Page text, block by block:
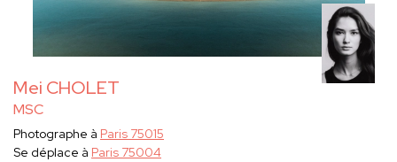
Mei CHOLET
MSC
Photographe à Paris 75015
Se déplace à Paris 75004